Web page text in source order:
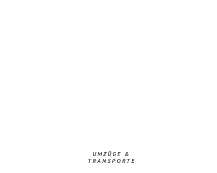
UMZÜGE &
TRANSPORTE